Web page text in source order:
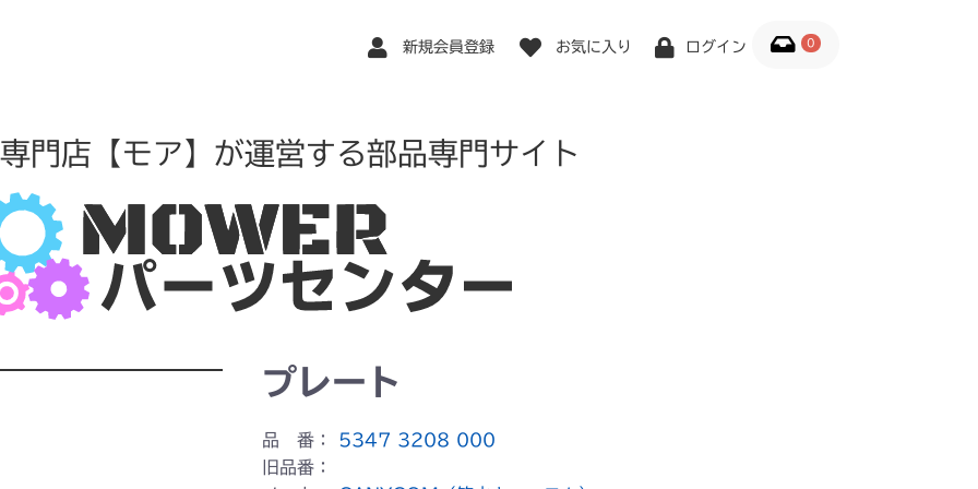
新規会員登録 お気に入り ログイン 0
門店【モア】が運営する部品専門サイト
プレート
品 番：
5347 3208 000
旧品番：